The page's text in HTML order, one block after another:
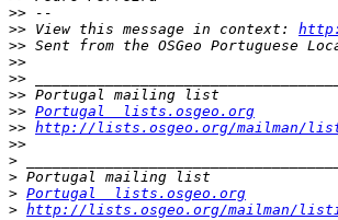
>>
>> View this message in context:
>>
>>
>>
>>
>> Portugal  lists.osgeo.org
>> http://lists.osgeo.org/mailman/
>>
>
>
> Portugal  lists.osgeo.org
> http://lists.osgeo.org/mailman/